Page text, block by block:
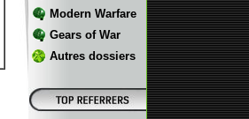
Modern Warfare
Gears of War
Autres dossiers